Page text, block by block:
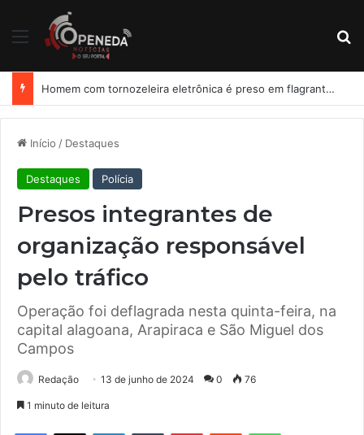
Menu
Homem com tornozeleira eletrônica é preso em flagrante por importunação sexual em condomínio de Arapiraca
Início / Destaques
Destaques Polícia
Presos integrantes de
organização responsável
pelo tráfico
Operação foi deflagrada nesta quinta-feira, na
capital alagoana, Arapiraca e São Miguel dos
Campos
Redação 13 de junho de 2024 0 76
1 minuto de leitura